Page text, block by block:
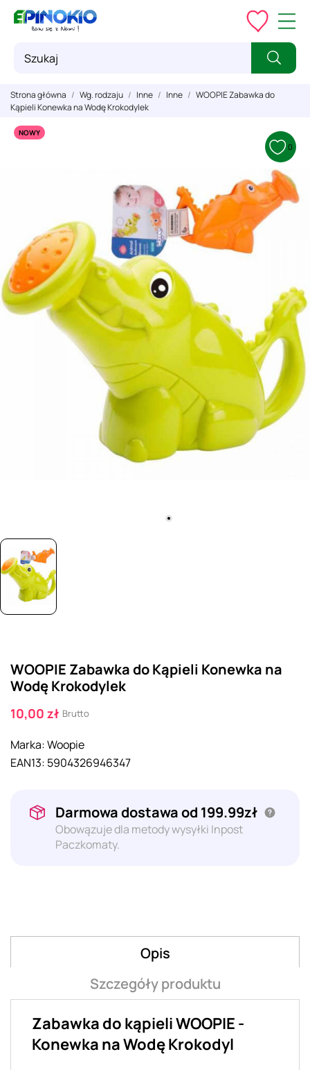
Strona główna Wg. rodzaju Inne Inne
WOOPIE Zabawka do
Kąpieli Konewka na Wodę Krokodylek
NOWY
0
WOOPIE Zabawka do Kąpieli Konewka na
Wodę Krokodylek
10,00 zł Brutto
Marka:Woopie
EAN13: 5904326946347
Darmowa dostawa od 199.99zł
Obowązuje dla metody wysyłki Inpost
Paczkomaty.
Opis
Szczegóły produktu
Zabawka do kąpieli WOOPIE -
Konewka na Wodę Krokodyl